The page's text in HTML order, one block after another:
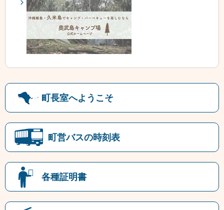
町長室へようこそ
町営バスの時刻表
各種証明書